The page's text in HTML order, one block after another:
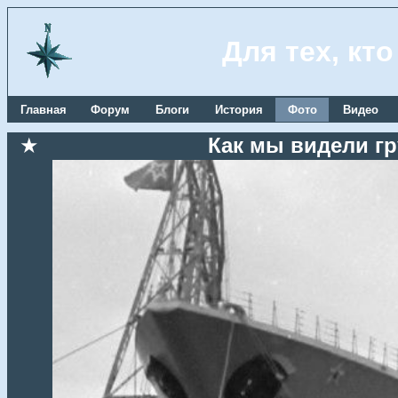
Для тех,
Главная Форум Блоги История Фото Видео
★ Как мы видели